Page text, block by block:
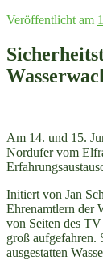
Veröffentlicht am
Am 14. und 15.
Nordufer vom
Initiert von Jan
Ehrenamtlern der
von Seiten des
groß aufgefahren.
ausgestatten